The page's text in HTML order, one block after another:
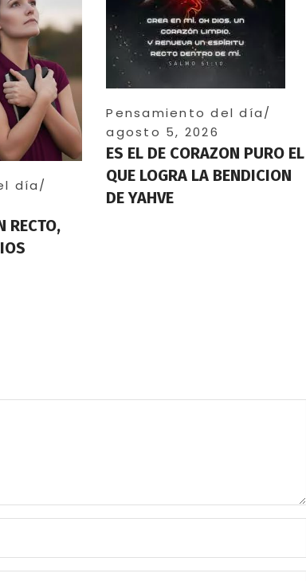
día
RECTO,
Pensamiento del día
agosto 5, 2026
ES EL DE CORAZON PURO EL
QUE LOGRA LA BENDICION
DE YAHVE